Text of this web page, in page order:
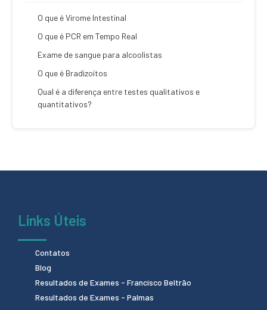
O que é Virome Intestinal
O que é PCR em Tempo Real
Exame de sangue para alcoolistas
O que é Bradizoítos
Qual é a diferença entre testes qualitativos e
quantitativos?
Links Úteis
Contatos
Blog
Resultados de Exames - Francisco Beltrão
Resultados de Exames - Palmas